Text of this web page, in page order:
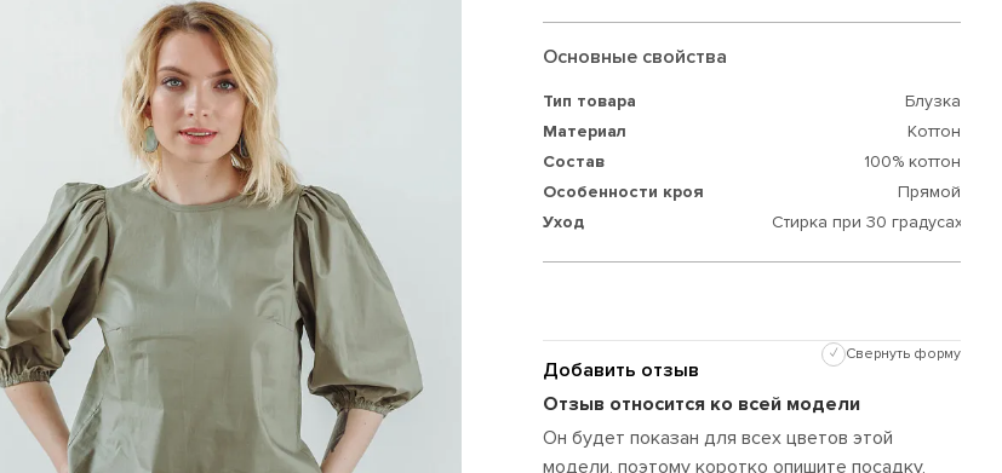
Основные свойства
Тип товара
Блузка
Материал
Коттон
Состав
100% коттон
Особенности кроя
Прямой
Уход
Стирка при 30 градусах
Добавить отзыв
✓ Свернуть форму
Отзыв относится ко всей модели
Он будет показан для всех цветов этой
модели, поэтому коротко опишите посадку,